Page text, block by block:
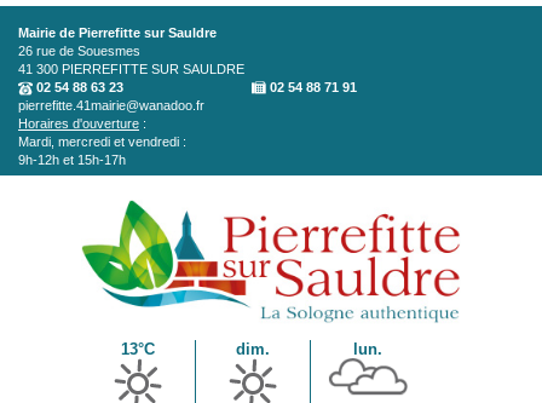
Aller au contenu principal
Mairie de Pierrefitte sur Sauldre
26 rue de Souesmes
41 300 PIERREFITTE SUR SAULDRE
02 54 88 63 23
02 54 88 71 91
pierrefitte.41mairie@wanadoo.fr
Horaires d'ouverture :
Mardi, mercredi et vendredi :
9h-12h et 15h-17h
13°C dim. lun.